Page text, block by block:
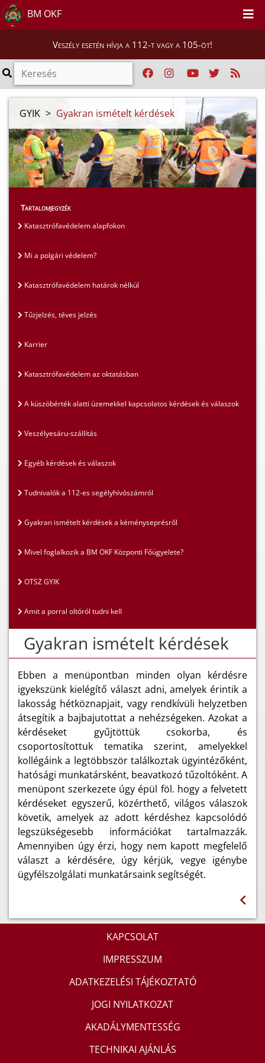
BM OKF
Veszély esetén hívja a 112-t vagy a 105-öt!
GYIK > Gyakran ismételt kérdések
Tartalomjegyzék
Katasztrófavédelem alapfokon
Mi a polgári védelem?
Katasztrófavédelem határok nélkül
Tűzjelzés, téves jelzés
Karrier
Katasztrófavédelem az oktatásban
A küszöbérték alatti üzemekkel kapcsolatos kérdések és válaszok
Veszélyesáru-szállítás
Egyéb kérdések és válaszok
Tudnivalók a 112-es segélyhívószámról
Gyakran ismételt kérdések a kéményseprésről
Mivel foglalkozik a BM OKF Központi Főügyelete?
OTSZ GYIK
Amit a porral oltóról tudni kell
Gyakran ismételt kérdések
Ebben a menüpontban minden olyan kérdésre
igyekszünk kielégítő választ adni, amelyek érintik a
lakosság hétköznapjait, vagy rendkívüli helyzetben
átsegítik a bajbajutottat a nehézségeken. Azokat a
kérdéseket gyűjtöttük csokorba, és
csoportosítottuk tematika szerint, amelyekkel
kollégáink a legtöbbször találkoztak ügyintézőként,
hatósági munkatársként, beavatkozó tűzoltóként. A
menüpont szerkezete úgy épül föl. hogy a felvetett
kérdéseket egyszerű, közérthető, világos válaszok
követik, amelyek az adott kérdéshez kapcsolódó
legszükségesebb információkat tartalmazzák.
Amennyiben úgy érzi, hogy nem kapott megfelelő
választ a kérdésére, úgy kérjük, vegye igénybe
ügyfélszolgálati munkatársaink segítségét.
KAPCSOLAT
IMPRESSZUM
ADATKEZELÉSI TÁJÉKOZTATÓ
JOGI NYILATKOZAT
AKADÁLYMENTESSÉG
TECHNIKAI AJÁNLÁS